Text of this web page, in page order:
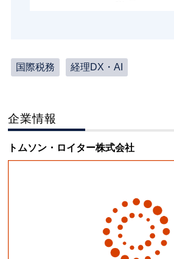
国際税務 経理DX・AI
企業情報
トムソン・ロイター株式会社